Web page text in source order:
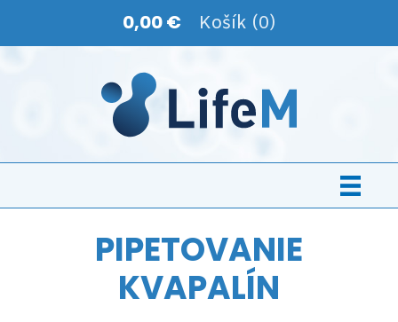
0,00 € Košík (0)
PIPETOVANIE
KVAPALÍN